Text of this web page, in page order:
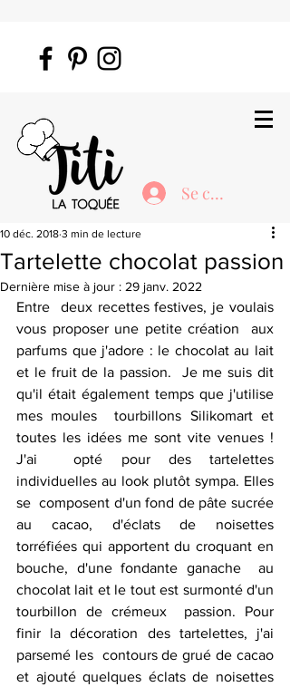
Se connecter
Tartelette chocolat passion
10 déc. 2018 3 min de lecture
Dernière mise à jour : 29 janv. 2022
Entre  deux recettes festives, je voulais
vous proposer une petite création  aux
parfums que j'adore : le chocolat au lait
et le fruit de la passion.  Je me suis dit
qu'il était également temps que j'utilise
mes moules  tourbillons Silikomart et
toutes les idées me sont vite venues !
J'ai  opté pour des tartelettes
individuelles au look plutôt sympa. Elles
se  composent d'un fond de pâte sucrée
au cacao, d'éclats de noisettes
torréfiées qui apportent du croquant en
bouche, d'une fondante ganache  au
chocolat lait et le tout est surmonté d'un
tourbillon de crémeux  passion. Pour
finir la décoration des tartelettes, j'ai
parsemé les  contours de grué de cacao
et ajouté quelques éclats de noisettes